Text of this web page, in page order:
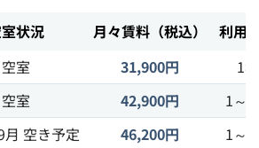
状況 月々賃料（税込）
利用
空室 31,900円
1名
空室 42,900円
1～
空き予定 46,200円
1～